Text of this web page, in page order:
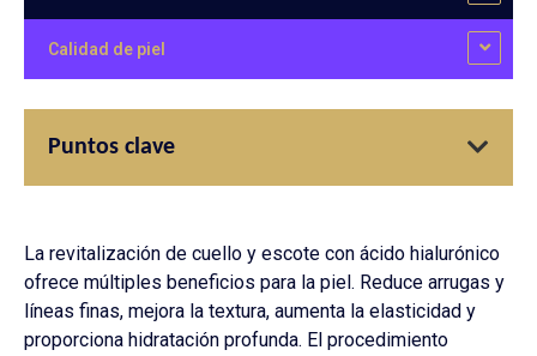
Calidad de piel
Puntos clave
La revitalización de cuello y escote con ácido hialurónico
ofrece múltiples beneficios para la piel. Reduce arrugas y
líneas finas, mejora la textura, aumenta la elasticidad y
proporciona hidratación profunda. El procedimiento